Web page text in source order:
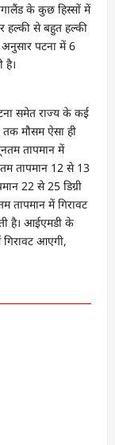
के कुछ हिस्सों में
हल्की से बहुत हल्की
पटना में 6
है।
समेत राज्य के कई
तक मौसम ऐसा ही
तापमान में
तापमान 12 से 13
22 से 25 डिग्री
तापमान में गिरावट
है। आईएमडी के
आएगी,